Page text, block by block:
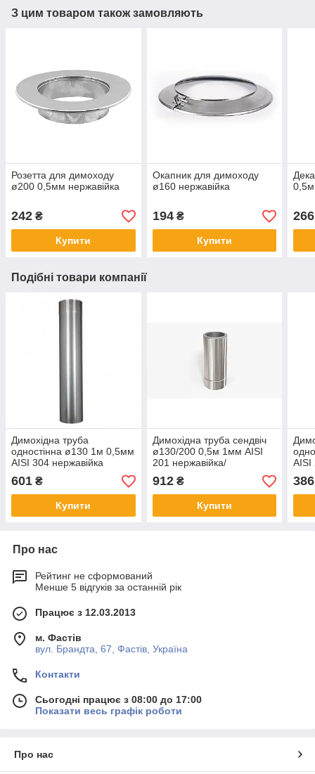
З цим товаром також замовляють
Розетта для димоходу
ø200 0,5мм нержавійка
242 ₴
Купити
Окапник для димоходу
ø160 нержавійка
194₴
Купити
266
Подібні товари компанії
Димохідна труба
одностінна ø130 1м 0,5мм
AISI 304 нержавійка
601 ₴
Купити
Димохідна труба сендвіч
ø130/200 0,5м 1мм AISI
201 нержавійка/
912₴
Купити
AISI
386
Про нас
Рейтинг не сформований
Менше 5 відгуків за останній рік
Працює з 12.03.2013
м. Фастів
вул. Брандта, 67, Фастів, Україна
Контакти
Сьогодні працює з 08:00 до 17:00
Показати весь графік роботи
Про нас